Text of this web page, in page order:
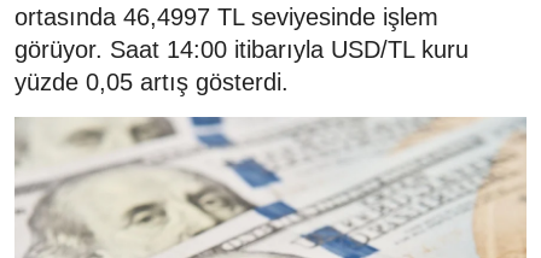
ortasında 46,4997 TL seviyesinde işlem
görüyor. Saat 14:00 itibarıyla USD/TL kuru
yüzde 0,05 artış gösterdi.